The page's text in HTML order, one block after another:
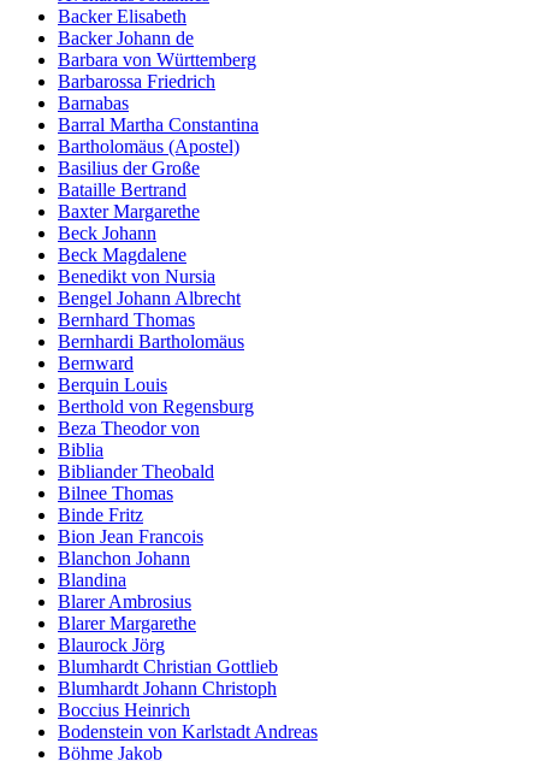
Backer Elisabeth
Backer Johann de
Barbara von Württemberg
Barbarossa Friedrich
Barnabas
Barral Martha Constantina
Bartholomäus (Apostel)
Basilius der Große
Bataille Bertrand
Baxter Margarethe
Beck Johann
Beck Magdalene
Benedikt von Nursia
Bengel Johann Albrecht
Bernhard Thomas
Bernhardi Bartholomäus
Bernward
Berquin Louis
Berthold von Regensburg
Beza Theodor von
Biblia
Bibliander Theobald
Bilnee Thomas
Binde Fritz
Bion Jean Francois
Blanchon Johann
Blandina
Blarer Ambrosius
Blarer Margarethe
Blaurock Jörg
Blumhardt Christian Gottlieb
Blumhardt Johann Christoph
Boccius Heinrich
Bodenstein von Karlstadt Andreas
Böhme Jakob